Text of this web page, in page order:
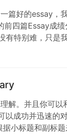
篇好的essay
前四篇Essay成
特别难，只是
解。并且你可
以成功并迅速
小标题和副标